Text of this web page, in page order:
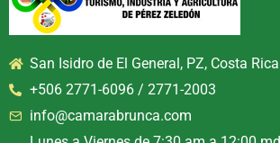
San Isidro de El General, PZ, Costa Rica
+506 2771-6096 / 2771-2003
info@camarabrunca.com